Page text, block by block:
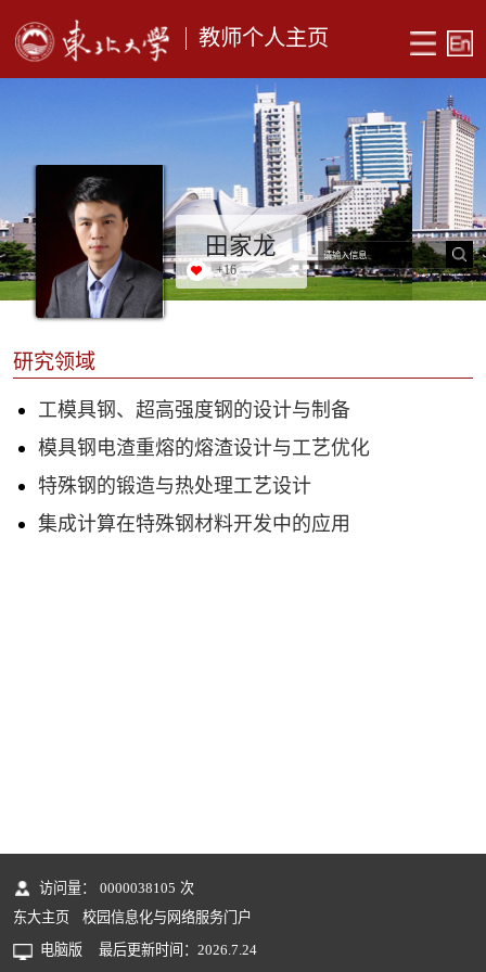
教师个人主页
田家龙
+16
研究领域
工模具钢、超高强度钢的设计与制备
模具钢电渣重熔的熔渣设计与工艺优化
特殊钢的锻造与热处理工艺设计
集成计算在特殊钢材料开发中的应用
访问量： 0000038105 次
东大主页
校园信息化与网络服务门户
电脑版
最后更新时间： 2026 7 24